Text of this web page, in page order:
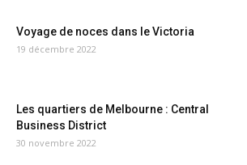
Voyage de noces dans le Victoria
19 décembre 2022
Les quartiers de Melbourne : Central
Business District
30 novembre 2022